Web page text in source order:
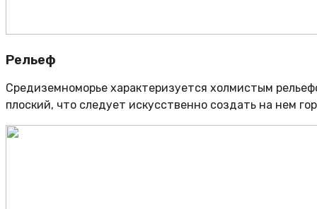
Рельеф
Средиземноморье характеризуется холмистым
плоский, что следует искусственно создать на нем